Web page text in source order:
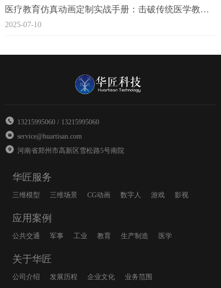
医疗教育仿真动画定制实战手册：击破传统医学教育7大痛点
2025-07-10
13215995060 / 13215995060
service@huartisan.com
河南省郑州市高新区雪松路5号南院
华匠服务
三维模型 三维场景 CG动画 数字人 游戏 影视
应用案例
公共交通 军事 工业 教育 生产制造 医学
关于华匠
公司介绍 发展历程 企业文化 业务范围